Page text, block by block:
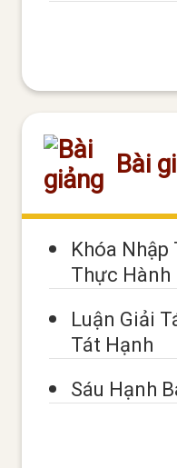
Bài
Khóa Nhập
Thực Hành
Luận Giải
Tát Hạnh
Sáu Hạnh